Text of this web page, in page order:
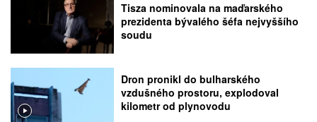
Tisza nominovala na maďarského
prezidenta bývalého šéfa nejvyššího
soudu
Dron pronikl do bulharského
vzdušného prostoru, explodoval
kilometr od plynovodu